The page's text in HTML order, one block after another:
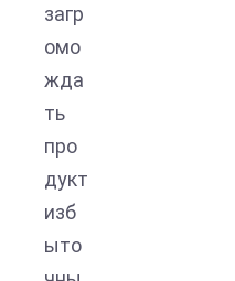
загр
омо
жда
ть
про
дукт
изб
ыто